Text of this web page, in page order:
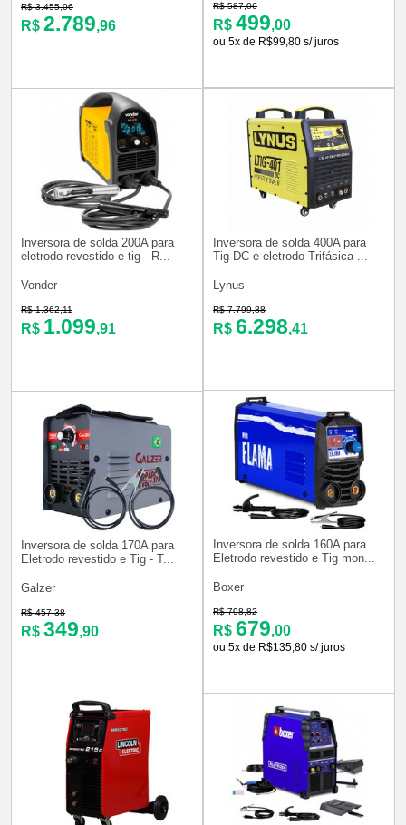
R$ 3.455,06
R$ 2.789,96
R$ 587,06
R$ 499,00
ou 5x de R$99,80 s/ juros
Inversora de solda 200A para
eletrodo revestido e tig - R...
Vonder
R$ 1.362,11
R$ 1.099,91
Inversora de solda 400A para
Tig DC e eletrodo Trifásica ...
Lynus
R$ 7.799,88
R$ 6.298,41
Inversora de solda 170A para
Eletrodo revestido e Tig - T...
Galzer
R$ 457,38
R$ 349,90
Inversora de solda 160A para
Eletrodo revestido e Tig mon...
Boxer
R$ 798,82
R$ 679,00
ou 5x de R$135,80 s/ juros